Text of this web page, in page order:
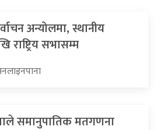
अन्योलमा, स्थानीय
राष्ट्रिय सभासम्म
समानुपातिक मतगणना